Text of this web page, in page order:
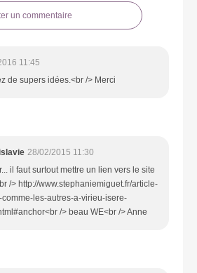
un commentaire
11:45
de supers idées.<br /> Merci
28/02/2015 11:30
il faut surtout mettre un lien vers le site
/> http://www.stephaniemiguet.fr/article-
les-autres-a-virieu-isere-
/> beau WE<br /> Anne